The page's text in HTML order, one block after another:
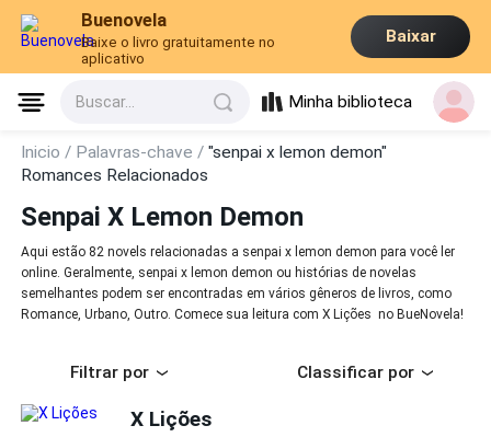
Buenovela
Baixe o livro gratuitamente no
aplicativo
Baixar
Buscar... Minha biblioteca
Inicio / Palavras-chave /"senpai x lemon demon"
Romances Relacionados
Senpai X Lemon Demon
Aqui estão 82 novels relacionadas a senpai x lemon demon para você ler
online. Geralmente, senpai x lemon demon ou histórias de novelas
semelhantes podem ser encontradas em vários gêneros de livros, como
Romance, Urbano, Outro. Comece sua leitura com X Lições no BueNovela!
Filtrar por Classificar por
X Lições